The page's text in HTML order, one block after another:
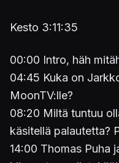
Kesto 3:11:35
00:00 Intro, häh
04:45 Kuka on
MoonTV:lle?
08:20 Miltä tuntuu
käsitellä palautetta?
14:00 Thomas Puha